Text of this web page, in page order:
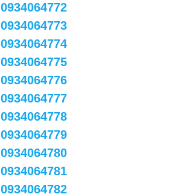
0934064772
0934064773
0934064774
0934064775
0934064776
0934064777
0934064778
0934064779
0934064780
0934064781
0934064782